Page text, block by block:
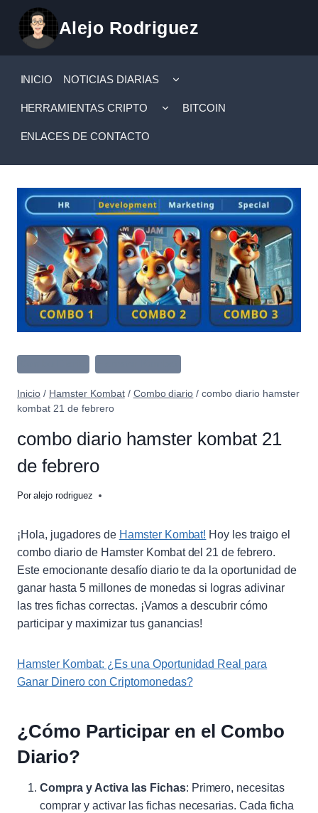
contenido
Alejo Rodriguez
INICIO NOTICIAS DIARIAS
ALTERNAR
HERRAMIENTAS CRIPTO
ALTERNAR
MENÚ
BITCOIN
ENLACES DE CONTACTO
Inicio / Hamster Kombat / Combo diario / combo diario hamster
kombat 21 de febrero
combo diario hamster kombat 21
de febrero
Por alejo rodriguez
¡Hola, jugadores de Hamster Kombat! Hoy les traigo el
combo diario de Hamster Kombat del 21 de febrero.
Este emocionante desafío diario te da la oportunidad de
ganar hasta 5 millones de monedas si logras adivinar
las tres fichas correctas. ¡Vamos a descubrir cómo
participar y maximizar tus ganancias!
Hamster Kombat: ¿Es una Oportunidad Real para
Ganar Dinero con Criptomonedas?
¿Cómo Participar en el Combo
Diario?
Compra y Activa las Fichas: Primero, necesitas
comprar y activar las fichas necesarias. Cada ficha